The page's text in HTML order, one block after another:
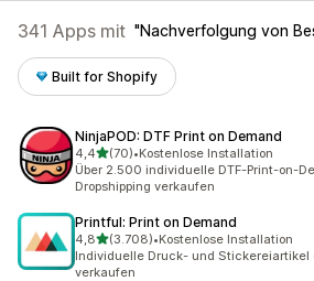
341 Apps mit Nachverfolgung von
Built for Shopify
NinjaPOD: DTF Print on Demand
4,4von 5 Sternen
(70)
70 Rezensionen insgesamt
•Kostenlose Installation
Über 2.500 individuelle DTF-Print-on-
Dropshipping verkaufen
Printful: Print on Demand
4,8von 5 Sternen
(3.708)
3708 Rezensionen insgesamt
•Kostenlose Installation
Individuelle Druck- und Stickereiartikel
verkaufen